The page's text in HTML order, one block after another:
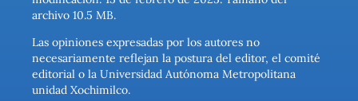
archivo 10.5 MB.
Las opiniones expresadas por los autores no
necesariamente reflejan la postura del editor, el comité
editorial o la Universidad Autónoma Metropolitana
unidad Xochimilco.